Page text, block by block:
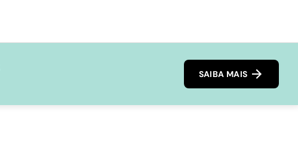
SAIBA MAIS